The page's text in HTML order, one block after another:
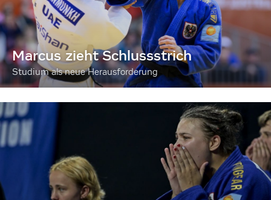
Marcus zieht Schlussstrich
Studium als neue Herausforderung